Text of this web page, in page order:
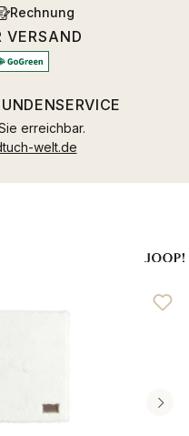
Rechnung
VERSAND
erreichbar.
welt.de